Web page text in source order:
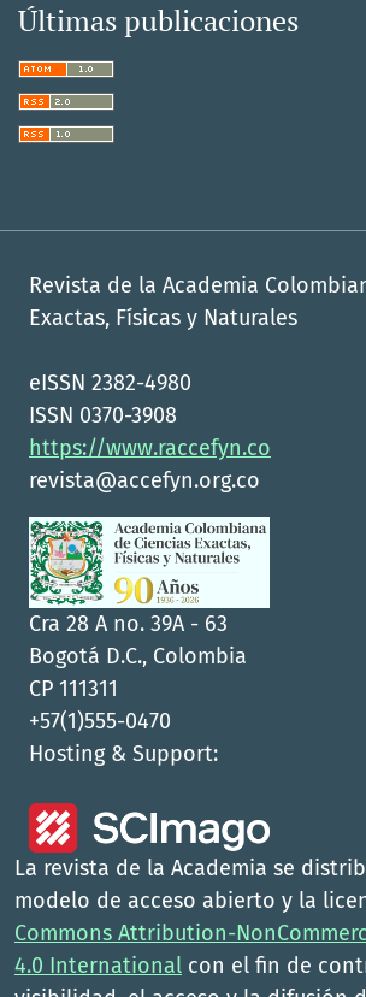
Últimas publicaciones
Revista de la Academia
Exactas, Físicas y Naturales
eISSN 2382-4980
ISSN 0370-3908
https://www.raccefyn.co
revista@accefyn.org.co
Cra 28 A no. 39A - 63
Bogotá D.C., Colombia
CP 111311
+57(1)555-0470
Hosting & Support:
La revista de la Academia se
modelo de acceso abierto y la
Commons Attribution-
4.0 International con el fin de